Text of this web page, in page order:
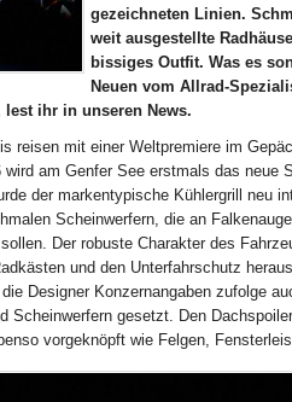
gezeichneten Linien.
weit ausgestellte
bissiges Outfit. Was es
Neuen vom Allrad-
lest ihr in unseren News.
reisen mit einer Weltpremiere im
wird am Genfer See erstmals das neue
der markentypische Kühlergrill neu
Scheinwerfern, die an
Der robuste Charakter des
und den Unterfahrschutz
Designer Konzernangaben zufolge
Scheinwerfern gesetzt. Den
vorgeknöpft wie Felgen,